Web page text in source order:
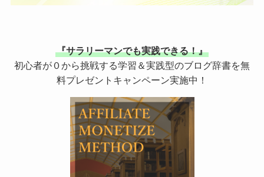
『サラリーマンでも実践できる！』
初心者が０から挑戦する学習＆実践型のブログ辞書を無
料プレゼントキャンペーン実施中！